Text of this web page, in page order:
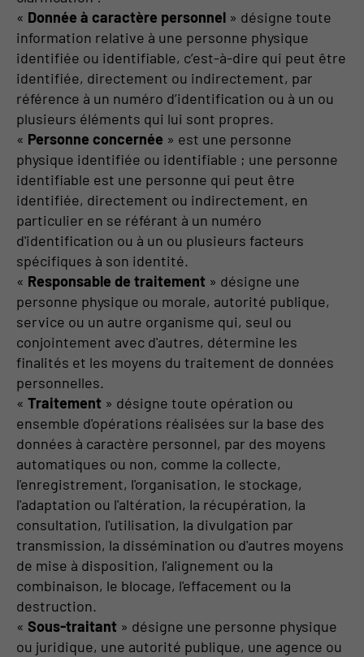
« Donnée à caractère personnel » désigne toute
information relative à une personne physique
identifiée ou identifiable, c’est-à-dire qui peut être
identifiée, directement ou indirectement, par
référence à un numéro d’identification ou à un ou
plusieurs éléments qui lui sont propres.
« Personne concernée » est une personne
physique identifiée ou identifiable ; une personne
identifiable est une personne qui peut être
identifiée, directement ou indirectement, en
particulier en se référant à un numéro
d'identification ou à un ou plusieurs facteurs
spécifiques à son identité.
« Responsable de traitement » désigne une
personne physique ou morale, autorité publique,
service ou un autre organisme qui, seul ou
conjointement avec d'autres, détermine les
finalités et les moyens du traitement de données
personnelles.
« Traitement » désigne toute opération ou
ensemble d'opérations réalisées sur la base des
données à caractère personnel, par des moyens
automatiques ou non, comme la collecte,
l'enregistrement, l'organisation, le stockage,
l'adaptation ou l'altération, la récupération, la
consultation, l'utilisation, la divulgation par
transmission, la dissémination ou d'autres moyens
de mise à disposition, l'alignement ou la
combinaison, le blocage, l'effacement ou la
destruction.
« Sous-traitant » désigne une personne physique
ou juridique, une autorité publique, une agence ou